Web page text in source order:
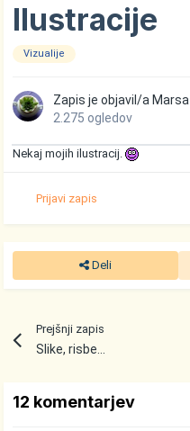
Ilustracije
Vizualije
Zapis je objavil/a Marsa
2.275 ogledov
Nekaj mojih ilustracij.
Prijavi zapis
Deli
Prejšnji zapis
Slike, risbe...
12 komentarjev